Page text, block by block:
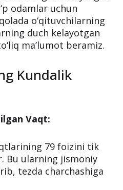
odamlar uchun
o‘qituvchilarning
duch kelayotgan
ma’lumot beramiz.
Kundalik
Vaqt:
79 foizini tik
Bu ularning jismoniy
tezda charchashiga